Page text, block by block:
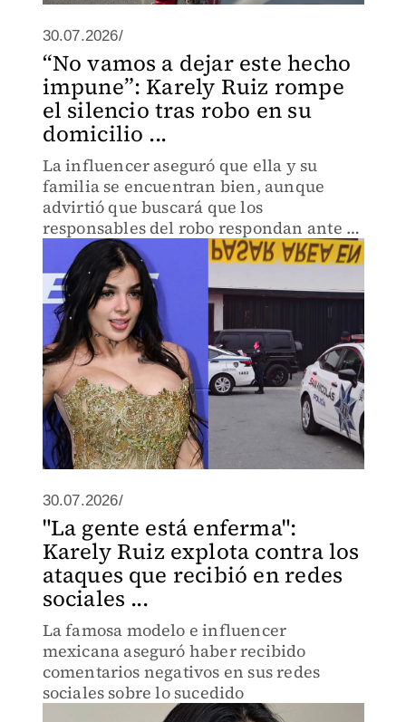
30.07.2026/
“No vamos a dejar este hecho
impune”: Karely Ruiz rompe
el silencio tras robo en su
domicilio ...
La influencer aseguró que ella y su
familia se encuentran bien, aunque
advirtió que buscará que los
responsables del robo respondan ante la
justicia.
30.07.2026/
"La gente está enferma":
Karely Ruiz explota contra los
ataques que recibió en redes
sociales ...
La famosa modelo e influencer
mexicana aseguró haber recibido
comentarios negativos en sus redes
sociales sobre lo sucedido